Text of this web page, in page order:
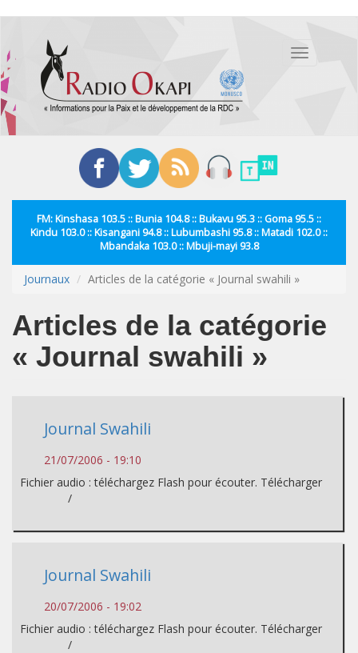
contenu
principal
Toggle
FM: Kinshasa 103.5 :: Bunia 104.8 :: Bukavu 95.3 :: Goma 95.5 ::
Kindu 103.0 :: Kisangani 94.8 :: Lubumbashi 95.8 :: Matadi 102.0 ::
Mbandaka 103.0 :: Mbuji-mayi 93.8
Journaux Articles de la catégorie « Journal swahili »
Articles de la catégorie
« Journal swahili »
Journal Swahili
21/07/2006 - 19:10
Fichier audio : téléchargez Flash pour écouter. Télécharger
/
Journal Swahili
20/07/2006 - 19:02
Fichier audio : téléchargez Flash pour écouter. Télécharger
/